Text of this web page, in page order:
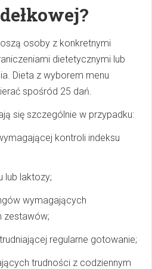
osoby z konkretnymi
dietetycznymi lub
Dieta z wyborem menu
spośród 25 dań.
się szczególnie w przypadku:
kontroli indeksu
lub laktozy;
wymagających
zestawów;
regularne gotowanie;
trudności z codziennym